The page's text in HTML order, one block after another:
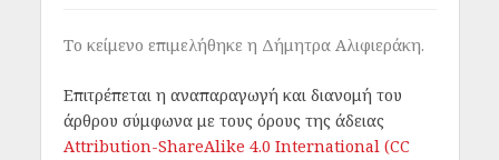
Το κείμενο επιμελήθηκε η Δήμητρα Αλιφιεράκη.
Επιτρέπεται η αναπαραγωγή και διανομή του
άρθρου σύμφωνα με τους όρους της άδειας
Attribution-ShareAlike 4.0 International (CC